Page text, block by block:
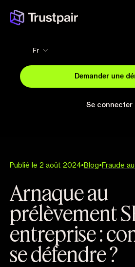
Demander une
Se connecter
Fr
Publié le 2 août 2024• Blog• Fraude
Arnaque au
prélèvement
entreprise :
se défendre ?